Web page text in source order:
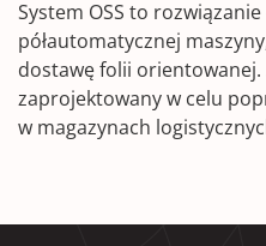
System OSS to
półautomatycznej
dostawę folii orientowanej.
zaprojektowany w celu
w magazynach